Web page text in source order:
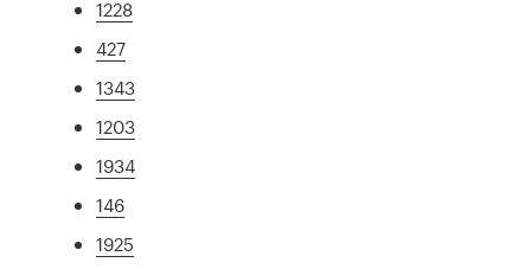
1228
427
1343
1203
1934
146
1925